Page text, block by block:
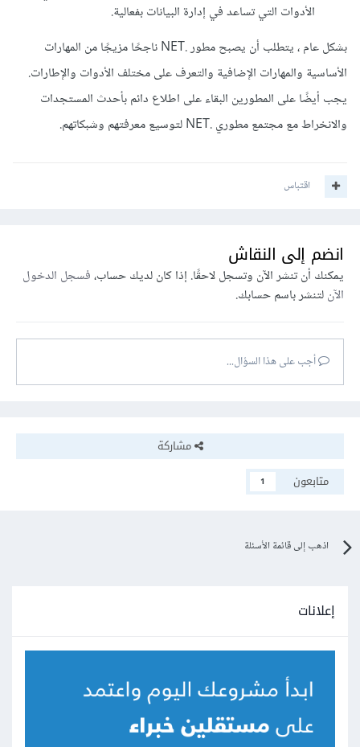
الأدوات التي تساعد في إدارة البيانات بفعالية.
بشكل عام ، يتطلب أن يصبح مطور .NET ناجحًا مزيجًا من المهارات
الأساسية والمهارات الإضافية والتعرف على مختلف الأدوات والإطارات.
يجب أيضًا على المطورين البقاء على اطلاع دائم بأحدث المستجدات
والانخراط مع مجتمع مطوري .NET لتوسيع معرفتهم وشبكاتهم.
اقتباس
انضم إلى النقاش
يمكنك أن تنشر الآن وتسجل لاحقًا. إذا كان لديك حساب،فسجل الدخول
الآنلتنشر باسم حسابك.
أجب على هذا السؤال...
مشاركة
متابعون
1
اذهب إلى قائمة الأسئلة
إعلانات